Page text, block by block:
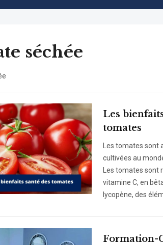
séchée
Les
tomates
Les tomates sont
cultivées au
Les tomates sont
vitamine C, en
lycopène, des
Formation-